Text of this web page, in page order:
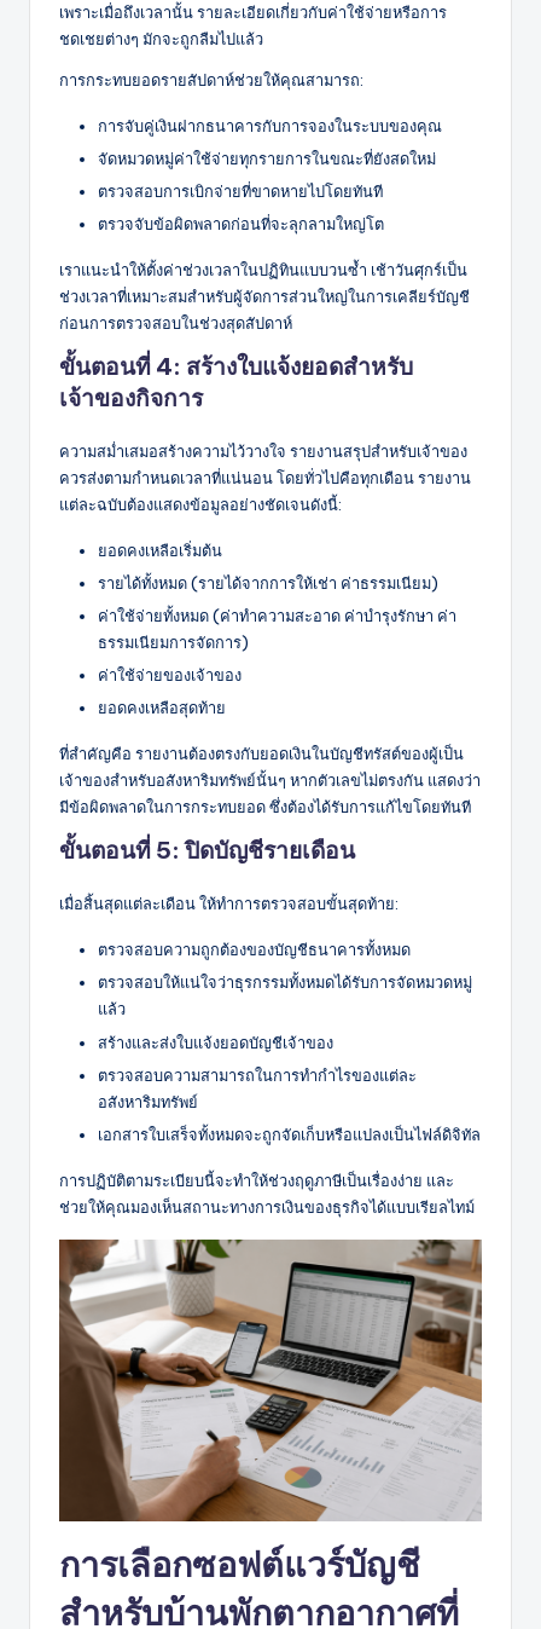
เพราะเมื่อถึงเวลานั้น รายละเอียดเกี่ยวกับค่าใช้จ่ายหรือการ
ชดเชยต่างๆ มักจะถูกลืมไปแล้ว
การกระทบยอดรายสัปดาห์ช่วยให้คุณสามารถ:
การจับคู่เงินฝากธนาคารกับการจองในระบบของคุณ
จัดหมวดหมู่ค่าใช้จ่ายทุกรายการในขณะที่ยังสดใหม่
ตรวจสอบการเบิกจ่ายที่ขาดหายไปโดยทันที
ตรวจจับข้อผิดพลาดก่อนที่จะลุกลามใหญ่โต
เราแนะนำให้ตั้งค่าช่วงเวลาในปฏิทินแบบวนซ้ำ เช้าวันศุกร์เป็น
ช่วงเวลาที่เหมาะสมสำหรับผู้จัดการส่วนใหญ่ในการเคลียร์บัญชี
ก่อนการตรวจสอบในช่วงสุดสัปดาห์
ขั้นตอนที่ 4: สร้างใบแจ้งยอดสำหรับ
เจ้าของกิจการ
ความสม่ำเสมอสร้างความไว้วางใจ รายงานสรุปสำหรับเจ้าของ
ควรส่งตามกำหนดเวลาที่แน่นอน โดยทั่วไปคือทุกเดือน รายงาน
แต่ละฉบับต้องแสดงข้อมูลอย่างชัดเจนดังนี้:
ยอดคงเหลือเริ่มต้น
รายได้ทั้งหมด (รายได้จากการให้เช่า ค่าธรรมเนียม)
ค่าใช้จ่ายทั้งหมด (ค่าทำความสะอาด ค่าบำรุงรักษา ค่า
ธรรมเนียมการจัดการ)
ค่าใช้จ่ายของเจ้าของ
ยอดคงเหลือสุดท้าย
ที่สำคัญคือ รายงานต้องตรงกับยอดเงินในบัญชีทรัสต์ของผู้เป็น
เจ้าของสำหรับอสังหาริมทรัพย์นั้นๆ หากตัวเลขไม่ตรงกัน แสดงว่า
มีข้อผิดพลาดในการกระทบยอด ซึ่งต้องได้รับการแก้ไขโดยทันที
ขั้นตอนที่ 5: ปิดบัญชีรายเดือน
เมื่อสิ้นสุดแต่ละเดือน ให้ทำการตรวจสอบขั้นสุดท้าย:
ตรวจสอบความถูกต้องของบัญชีธนาคารทั้งหมด
ตรวจสอบให้แน่ใจว่าธุรกรรมทั้งหมดได้รับการจัดหมวดหมู่
แล้ว
สร้างและส่งใบแจ้งยอดบัญชีเจ้าของ
ตรวจสอบความสามารถในการทำกำไรของแต่ละ
อสังหาริมทรัพย์
เอกสารใบเสร็จทั้งหมดจะถูกจัดเก็บหรือแปลงเป็นไฟล์ดิจิทัล
การปฏิบัติตามระเบียบนี้จะทำให้ช่วงฤดูภาษีเป็นเรื่องง่าย และ
ช่วยให้คุณมองเห็นสถานะทางการเงินของธุรกิจได้แบบเรียลไทม์
การเลือกซอฟต์แวร์บัญชี
สำหรับบ้านพักตากอากาศที่